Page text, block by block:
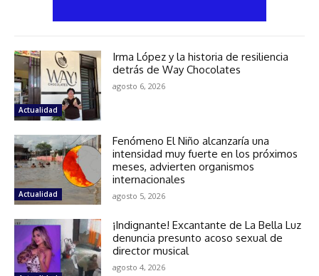
Actualidad
Irma López y la historia de resiliencia
detrás de Way Chocolates
agosto 6, 2026
Actualidad
Fenómeno El Niño alcanzaría una
intensidad muy fuerte en los próximos
meses, advierten organismos
internacionales
agosto 5, 2026
¡Indignante! Excantante de La Bella Luz
denuncia presunto acoso sexual de
director musical
agosto 4, 2026